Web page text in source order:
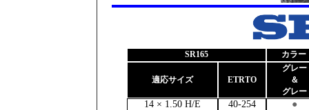
SR165 カラー
適応サイズ ETRTO
グレー
＆
グレー
14 × 1.50 H/E 40-254
●